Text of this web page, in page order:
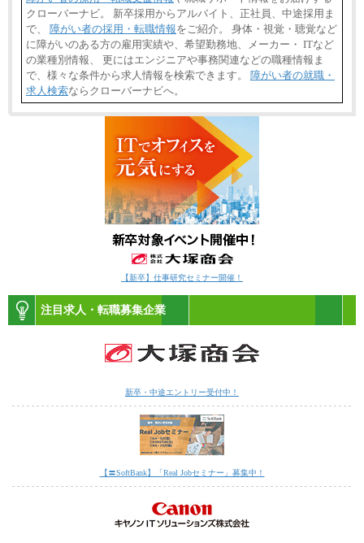
クローバーナビ。 新卒採用からアルバイト、正社員、中途採用ま
で、 障がい者の採用・転職情報をご紹介。 身体・視覚・聴覚など
に障がいのある方の雇用実績や、希望勤務地、メーカー・ ITなど
の業種別情報、 更にはエンジニアや事務関連などの職種情報ま
で、様々な条件から求人情報を検索できます。 障がい者の就職・
求人検索ならクローバーナビへ。
【新卒】仕事研究セミナー開催！
注目求人・転職募集企業
新卒・中途エントリー受付中！
【〓SoftBank】「Real Jobセミナー」募集中！